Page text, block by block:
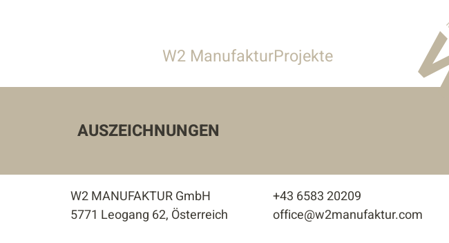
W2 Manufaktur
Leistungen
Stellenangebote
Projekte
Privathäuser
Wohnbau
AUSZEICHNUNGEN
W2 MANUFAKTUR GmbH
5771 Leogang 62, Österreich
+43 6583 20209
office@w2manufaktur.com